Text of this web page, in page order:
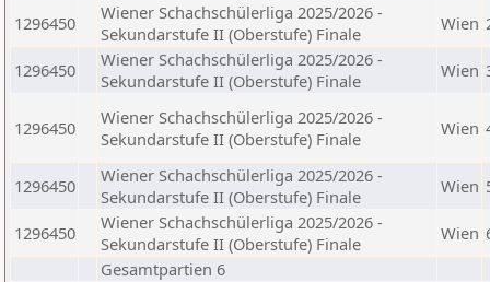
1296450
Wiener Schachschülerliga 2025/2026 -
Sekundarstufe II (Oberstufe) Finale
Wien
1296450
Wiener Schachschülerliga 2025/2026 -
Sekundarstufe II (Oberstufe) Finale
Wien
1296450
Wiener Schachschülerliga 2025/2026 -
Sekundarstufe II (Oberstufe) Finale
Wien
1296450
Wiener Schachschülerliga 2025/2026 -
Sekundarstufe II (Oberstufe) Finale
Wien
1296450
Wiener Schachschülerliga 2025/2026 -
Sekundarstufe II (Oberstufe) Finale
Wien
Gesamtpartien 6